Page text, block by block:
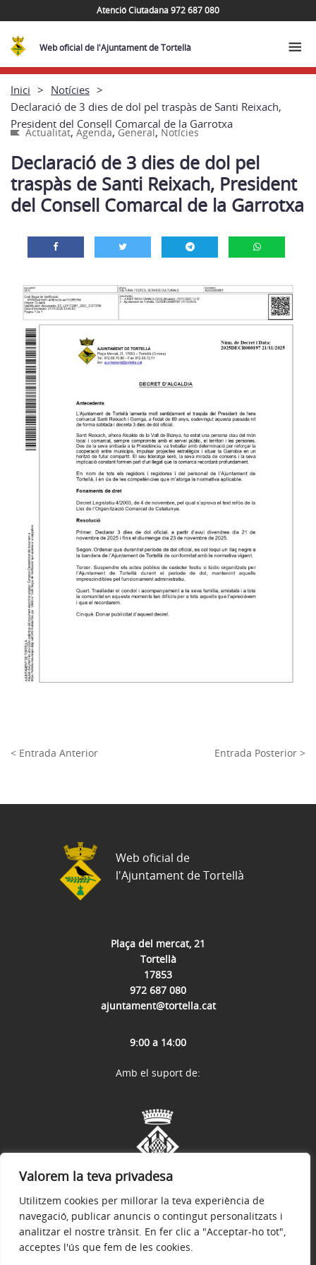
Valorem la teva privadesa
Utilitzem cookies per millorar la teva experiència de
navegació, publicar anuncis o contingut personalitzats i
analitzar el nostre trànsit. En fer clic a "Acceptar-ho tot",
acceptes l'ús que fem de les cookies.
Atenció Ciutadana 972 687 080
Web oficial de l'Ajuntament de Tortellà
Inici
Notícies
Declaració de 3 dies de dol pel traspàs de Santi Reixach,
President del Consell Comarcal de la Garrotxa
Actualitat, Agenda,General,Notícies
Declaració de 3 dies de dol pel
traspàs de Santi Reixach, President
del Consell Comarcal de la Garrotxa
< Entrada Anterior Entrada Posterior >
Plaça del mercat, 21
Tortellà
17853
972 687 080
ajuntament@tortella.cat
9:00 a 14:00
Web oficial de
l'Ajuntament de Tortellà
Avís legal Política de privacitat
Amb el suport de: